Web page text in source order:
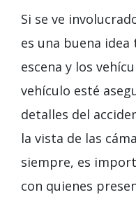
Si se ve
es una buena
escena y los
vehículo esté
detalles del
la vista de las
siempre, es
con quienes